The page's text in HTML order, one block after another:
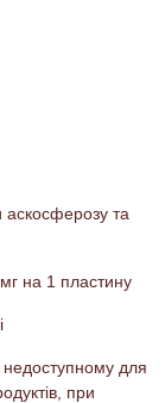
аскосферозу та
на 1 пластину
недоступному для
при